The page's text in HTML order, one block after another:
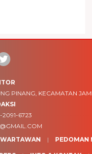
PINANG, KECAMATAN
6723
PEDOMAN